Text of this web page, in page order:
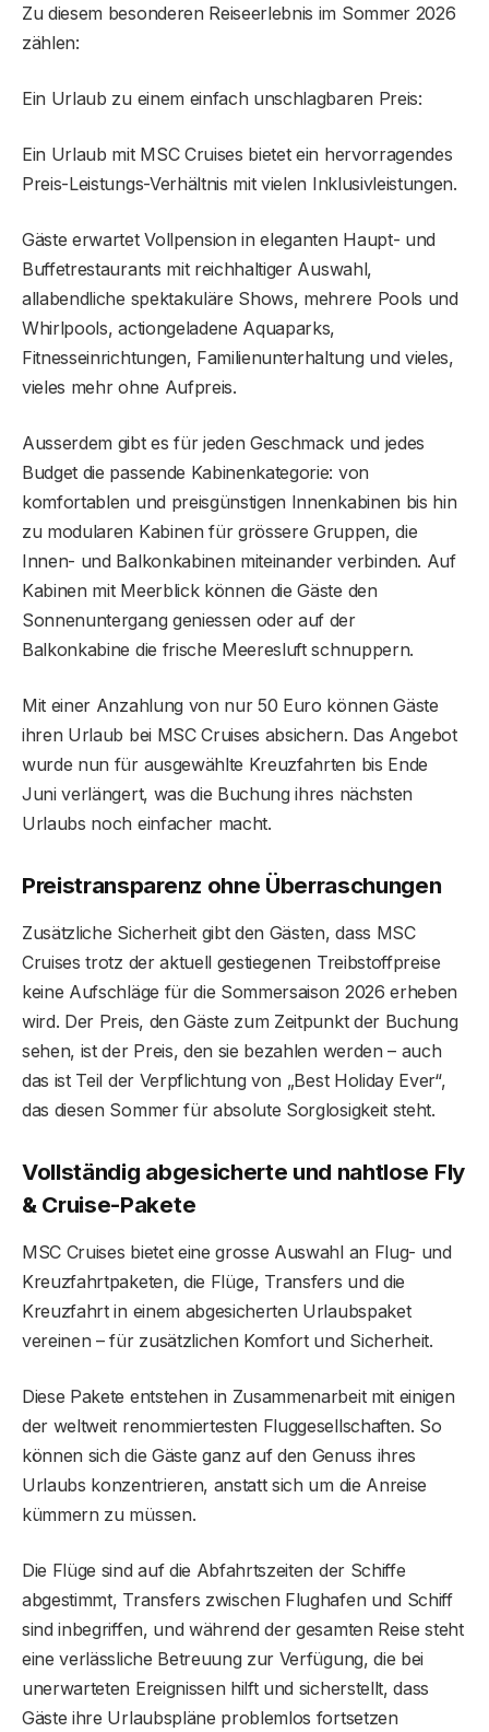
Zu diesem besonderen Reiseerlebnis im Sommer 2026
zählen:
Ein Urlaub zu einem einfach unschlagbaren Preis:
Ein Urlaub mit MSC Cruises bietet ein hervorragendes
Preis-Leistungs-Verhältnis mit vielen Inklusivleistungen.
Gäste erwartet Vollpension in eleganten Haupt- und
Buffetrestaurants mit reichhaltiger Auswahl,
allabendliche spektakuläre Shows, mehrere Pools und
Whirlpools, actiongeladene Aquaparks,
Fitnesseinrichtungen, Familienunterhaltung und vieles,
vieles mehr ohne Aufpreis.
Ausserdem gibt es für jeden Geschmack und jedes
Budget die passende Kabinenkategorie: von
komfortablen und preisgünstigen Innenkabinen bis hin
zu modularen Kabinen für grössere Gruppen, die
Innen- und Balkonkabinen miteinander verbinden. Auf
Kabinen mit Meerblick können die Gäste den
Sonnenuntergang geniessen oder auf der
Balkonkabine die frische Meeresluft schnuppern.
Mit einer Anzahlung von nur 50 Euro können Gäste
ihren Urlaub bei MSC Cruises absichern. Das Angebot
wurde nun für ausgewählte Kreuzfahrten bis Ende
Juni verlängert, was die Buchung ihres nächsten
Urlaubs noch einfacher macht.
Preistransparenz ohne Überraschungen
Zusätzliche Sicherheit gibt den Gästen, dass MSC
Cruises trotz der aktuell gestiegenen Treibstoffpreise
keine Aufschläge für die Sommersaison 2026 erheben
wird. Der Preis, den Gäste zum Zeitpunkt der Buchung
sehen, ist der Preis, den sie bezahlen werden – auch
das ist Teil der Verpflichtung von „Best Holiday Ever“,
das diesen Sommer für absolute Sorglosigkeit steht.
Vollständig abgesicherte und nahtlose Fly
& Cruise-Pakete
MSC Cruises bietet eine grosse Auswahl an Flug- und
Kreuzfahrtpaketen, die Flüge, Transfers und die
Kreuzfahrt in einem abgesicherten Urlaubspaket
vereinen – für zusätzlichen Komfort und Sicherheit.
Diese Pakete entstehen in Zusammenarbeit mit einigen
der weltweit renommiertesten Fluggesellschaften. So
können sich die Gäste ganz auf den Genuss ihres
Urlaubs konzentrieren, anstatt sich um die Anreise
kümmern zu müssen.
Die Flüge sind auf die Abfahrtszeiten der Schiffe
abgestimmt, Transfers zwischen Flughafen und Schiff
sind inbegriffen, und während der gesamten Reise steht
eine verlässliche Betreuung zur Verfügung, die bei
unerwarteten Ereignissen hilft und sicherstellt, dass
Gäste ihre Urlaubspläne problemlos fortsetzen